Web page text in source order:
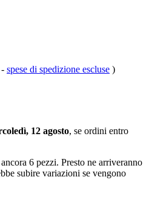
- spese di spedizione escluse )
12 agosto, se ordini entro
6 pezzi. Presto ne arriveranno
subire variazioni se vengono